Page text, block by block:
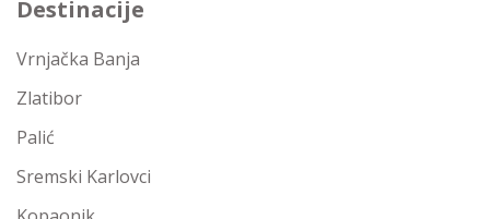
Destinacije
Vrnjačka Banja
Zlatibor
Palić
Sremski Karlovci